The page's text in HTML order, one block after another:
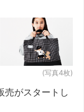
(写真4枚)
売がスタートし